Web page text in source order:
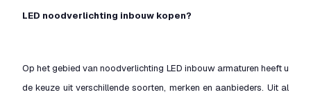
LED noodverlichting inbouw kopen?
Op het gebied van noodverlichting LED inbouw armaturen heeft u
de keuze uit verschillende soorten, merken en aanbieders. Uit al